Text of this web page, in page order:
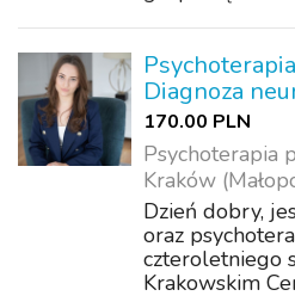
skuteczność,
klinicznymi.
Diagnoza
170.00 PLN
Psychoterapia
Kraków
Dzień dobry,
oraz
czteroletniego
Krakowskim